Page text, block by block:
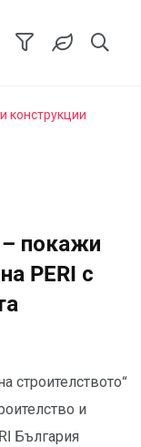
конструкции
покажи
PERI с
строителството“
и
България